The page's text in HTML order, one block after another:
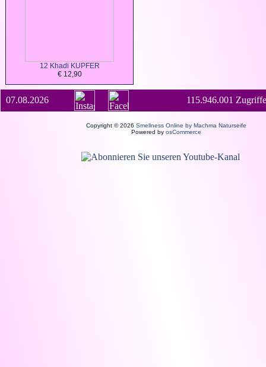
12 Khadi KUPFER
€ 12,90
07.08.2026 115.946.001
Copyright © 2026 Smellness Online by Machma Naturseife
Powered by osCommerce